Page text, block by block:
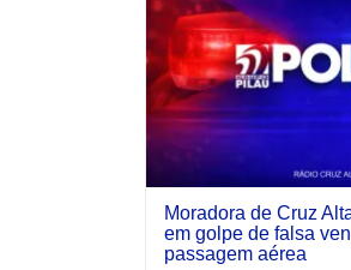
Moradora de Cruz
em golpe de falsa
passagem aérea